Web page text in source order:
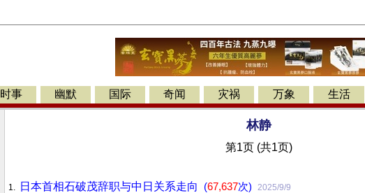
时事 幽默 国际 奇闻 灾祸 万象 生活
林静
第1页 (共1页)
1. 日本首相石破茂辞职与中日关系走向 (67,637次) 2025/9/9